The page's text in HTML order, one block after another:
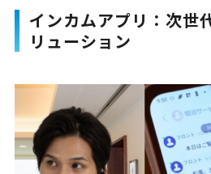
インカムアプリ：次世
リューション